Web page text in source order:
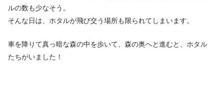
ルの数も少なそう。
そんな日は、ホタルが飛び交う場所も限られてしまいます。
車を降りて真っ暗な森の中を歩いて、森の奥へと進むと、ホタル
たちがいました！